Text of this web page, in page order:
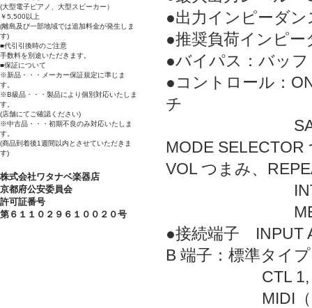
(大型電子ピアノ、大型スピーカー）
￥5,500以上
(離島及び一部地域では追加料金が発生しま
す)
■代引引換時のご注意
手数料を別途いただきます。
■保証について
※新品・・・メーカー保証規定に準じま
す。
※B級品・・・製品により個別対応いたしま
す。
(店舗にてご確認ください)
※中古品・・・初期不良のみ対応いたしま
す。
(商品到着後1週間以内とさせていただきま
す)
株式会社ワタナベ楽器店
京都府公安委員会
許可証番号
第６１１０２９６１００２０号
●出力インピーダ
●推奨負荷インピ
●バイパス：バッ
●コントロール：
チ
MODE
VOL つまみ、
INTENSITY
MEMORY ボ
●接続端子 INPUT
B 端子：標準タイプ
CTL 1, 2/EXP
MIDI（IN、